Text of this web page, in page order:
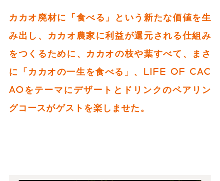
カカオ廃材に「食べる」という新たな価値を生
み出し、カカオ農家に利益が還元される仕組み
をつくるために、カカオの枝や葉すべて、まさ
に「カカオの一生を食べる」、LIFE OF CAC
AOをテーマにデザートとドリンクのペアリン
グコースがゲストを楽しませた。